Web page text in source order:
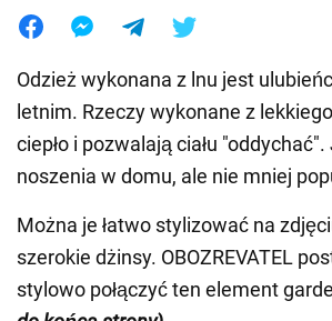
Odzież wykonana z lnu jest
letnim. Rzeczy wykonane z
ciepło i pozwalają ciału
noszenia w domu, ale nie mniej
Można je łatwo stylizować na
szerokie dżinsy. OBOZREVATEL
stylowo połączyć ten element